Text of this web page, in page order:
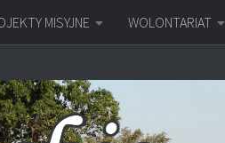
MISYJNE WOLONTARIAT